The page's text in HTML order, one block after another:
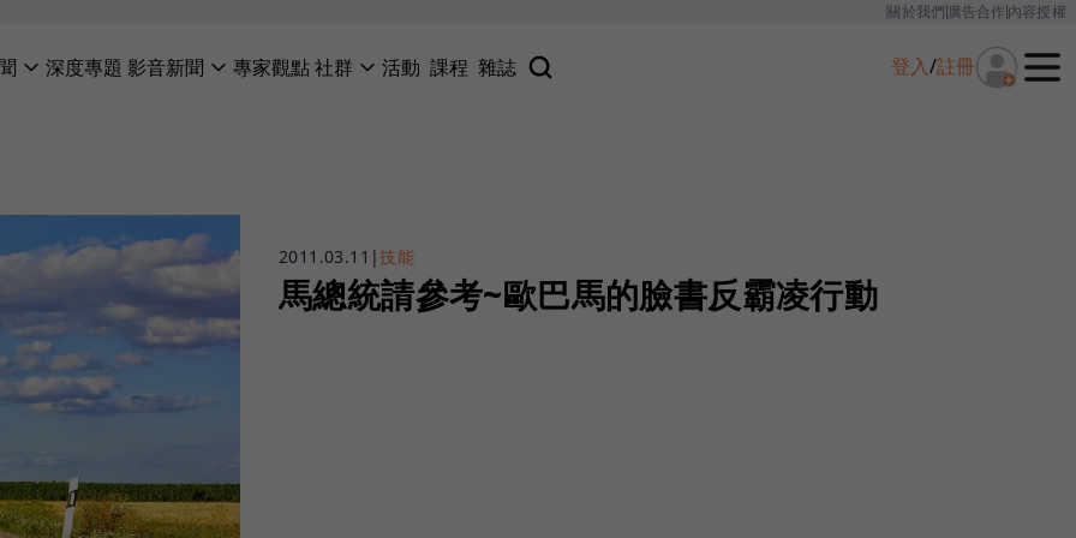
關於我們廣告合作內容授權
深度專題 影音新聞 專家觀點社群 活動 課程 雜誌 登入/註冊
2011.03.11 |技能
馬總統請參考~歐巴馬的臉書反霸凌行動